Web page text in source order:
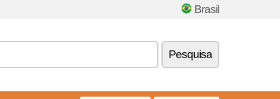
Brasil
Pesquisa